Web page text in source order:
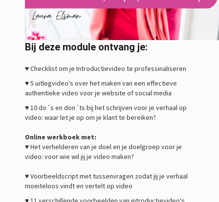
Bij deze module ontvang je:
♥ Checklist om je Introductievideo te professinaliseren
♥ 5 uitlegvideo's over het maken van een effectieve
authentieke video voor je website of social media
♥ 10 do´s en don´ts bij het schrijven voor je verhaal op
video: waar let je op om je klant te bereiken?
Online werkboek met:
♥ Het verhelderen van je doel en je doelgroep voor je
video: voor wie wil jij je video maken?
♥ Voorbeeldscript met tussenvragen zodat jij je verhaal
moeiteloos vindt en vertelt op video